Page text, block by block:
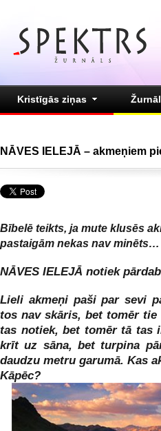
Kristīgās ziņas
NĀVES IELEJĀ – akmeņiem
Bībelē teikts, ja mute klusēs
pastaigām nekas nav minēts…
NĀVES IELEJĀ notiek
Lieli akmeņi paši par sevi
tos nav skāris, bet tomēr tie
tas notiek, bet tomēr tā tas
krīt uz sāna, bet turpina
daudzu metru garumā. Kas
Kāpēc?